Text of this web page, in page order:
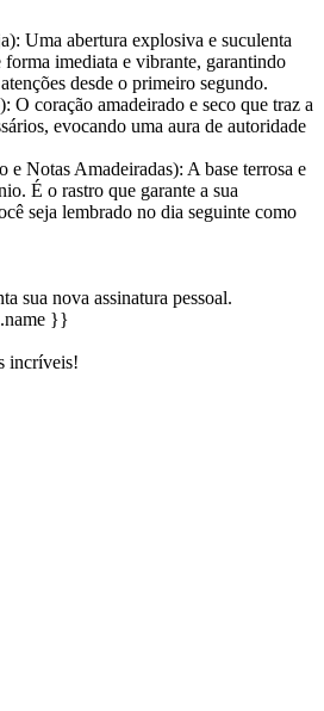
Uma abertura explosiva e suculenta
forma imediata e vibrante, garantindo
desde o primeiro segundo.
O coração amadeirado e seco que traz a
evocando uma aura de autoridade
e Notas Amadeiradas): A base terrosa e
É o rastro que garante a sua
seja lembrado no dia seguinte como
sua nova assinatura pessoal.
}}
incríveis!